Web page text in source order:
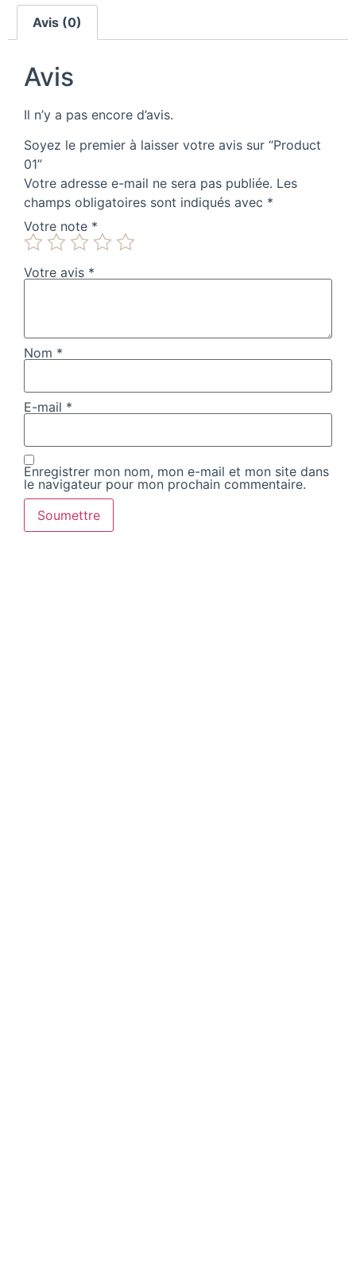
Avis (0)
Avis
Il n’y a pas encore d’avis.
Soyez le premier à laisser votre avis sur “Product
01”
Votre adresse e-mail ne sera pas publiée. Les
champs obligatoires sont indiqués avec *
Votre note *
Votre avis *
Nom *
E-mail *
Enregistrer mon nom, mon e-mail et mon site dans
le navigateur pour mon prochain commentaire.